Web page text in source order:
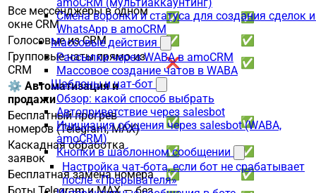
Смена воронки и статуса для создания сделок
WhatsApp в amoCRM
Массовые действия
Рассылки через WABA в amoCRM
Массовое создание чатов в WABA
Шаблоны и чат-бот
Обзор: какой способ выбрать
Автоприветствие через salesbot
Инициация общения через salesbot (WABA,
amoCRM)
Кнопки в шаблонном сообщении
Настройка чат-бота, если бот не срабатывает
после «Прерывателя»
Все мессенджеры в одном
окне CRM
✅
✅
Голосовые из CRM
✅
✅
Групповые чаты прямо из
CRM
❌
✅
⚙️ Автоматизация и
продажи
Бесплатный прогрев
номеров (Telegram, MAX)
✅
✅
Каскадная обработка
заявок
✅
✅
Бесплатная замена номера
✅
✅
Боты Telegram и MAX — без